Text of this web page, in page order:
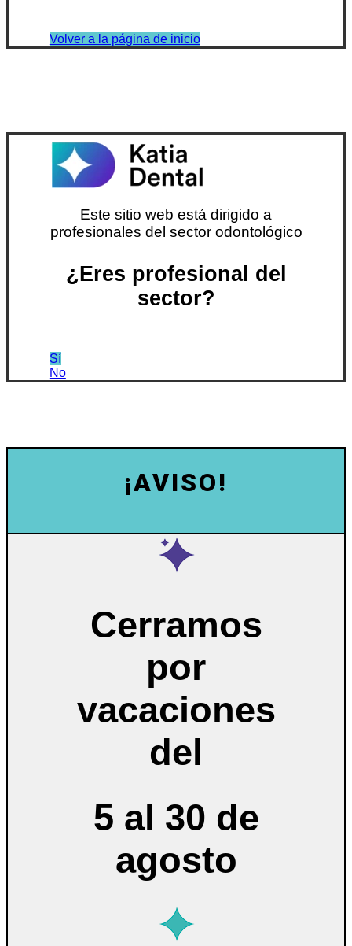
Volver a la página de inicio
Este sitio web está dirigido a
profesionales del sector odontológico
¿Eres profesional del
sector?
Sí
No
¡AVISO!
Cerramos
por
vacaciones
del
5 al 30 de
agosto